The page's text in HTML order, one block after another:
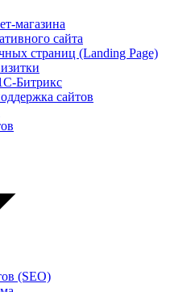
магазина
сайта
страниц (Landing Page)
Битрикс
сайтов
(SEO)